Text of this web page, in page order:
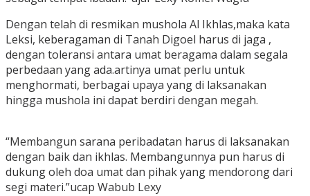
Dengan telah di resmikan mushola Al Ikhlas,maka kata
Leksi, keberagaman di Tanah Digoel harus di jaga ,
dengan toleransi antara umat beragama dalam segala
perbedaan yang ada.artinya umat perlu untuk
menghormati, berbagai upaya yang di laksanakan
hingga mushola ini dapat berdiri dengan megah.
“Membangun sarana peribadatan harus di laksanakan
dengan baik dan ikhlas. Membangunnya pun harus di
dukung oleh doa umat dan pihak yang mendorong dari
segi materi.”ucap Wabub Lexy